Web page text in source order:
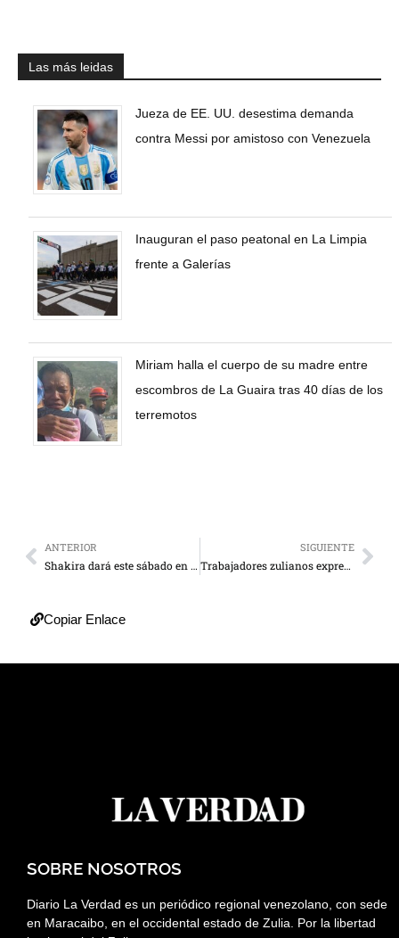
Las más leidas
Jueza de EE. UU. desestima demanda
contra Messi por amistoso con Venezuela
Inauguran el paso peatonal en La Limpia
frente a Galerías
Miriam halla el cuerpo de su madre entre
escombros de La Guaira tras 40 días de los
terremotos
ANTERIOR
Shakira dará este sábado en Copacabana el concierto más multitudinario de su carrera
SIGUIENTE
Trabajadores zulianos expresan su rechazo ante aumento del salario mínimo integral
Copiar Enlace
SOBRE NOSOTROS
Diario La Verdad es un periódico regional venezolano, con sede
en Maracaibo, en el occidental estado de Zulia. Por la libertad